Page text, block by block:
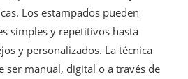
Los estampados pueden
simples y repetitivos hasta
y personalizados. La técnica
ser manual, digital o a través de